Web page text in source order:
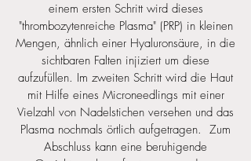
einem ersten Schritt wird dieses
"thrombozytenreiche Plasma" (PRP) in kleinen
Mengen, ähnlich einer Hyaluronsäure, in die
sichtbaren Falten injiziert um diese
aufzufüllen. Im zweiten Schritt wird die Haut
mit Hilfe eines Microneedlings mit einer
Vielzahl von Nadelstichen versehen und das
Plasma nochmals örtlich aufgetragen. Zum
Abschluss kann eine beruhigende